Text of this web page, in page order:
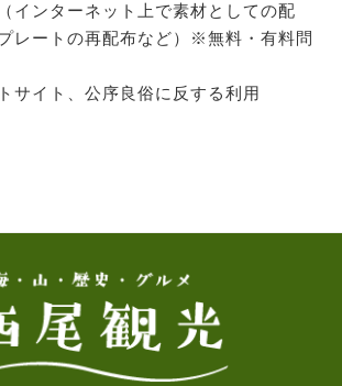
インターネット上で素材としての配
レートの再配布など）※無料・有料問
サイト、公序良俗に反する利用